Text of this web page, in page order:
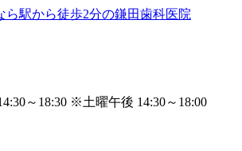
～18:30 ※土曜午後 14:30～18:00